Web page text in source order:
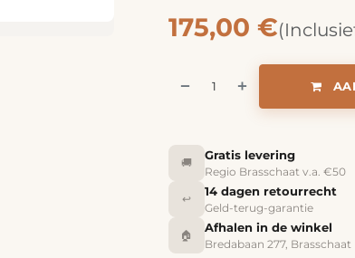
175,00 €
🚚
Gratis levering
Regio Brasschaat v.a. €50
↩️
14 dagen retourrecht
Geld-terug-garantie
🏠
Afhalen in de winkel
Bredabaan 277, Brasschaat